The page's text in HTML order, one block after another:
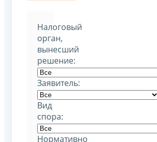
Налоговый
орган,
вынесший
решение:
Заявитель:
Вид
спора:
Нормативно